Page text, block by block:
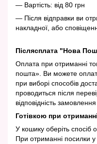
— Вартість: від 80 грн
— Після відправки ви
накладної, або
Післясплата "Нова
Оплата при отриманні
пошта». Ви можете
при виборі способів
проводиться після
відповідність
Готівкою при отриманні
У кошику оберіть спосіб
При отриманні посилки